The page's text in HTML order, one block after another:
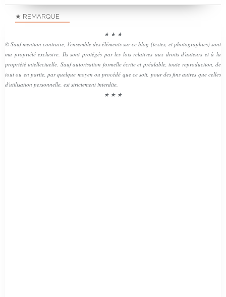
★ REMARQUE
★ ★ ★
© Sauf mention contraire, l'ensemble des éléments sur ce blog (textes, et photographies) sont
ma propriété exclusive. Ils sont protégés par les lois relatives aux droits d'auteurs et à la
propriété intellectuelle. Sauf autorisation formelle écrite et préalable, toute reproduction, de
tout ou en partie, par quelque moyen ou procédé que ce soit, pour des fins autres que celles
d'utilisation personnelle, est strictement interdite.
★ ★ ★